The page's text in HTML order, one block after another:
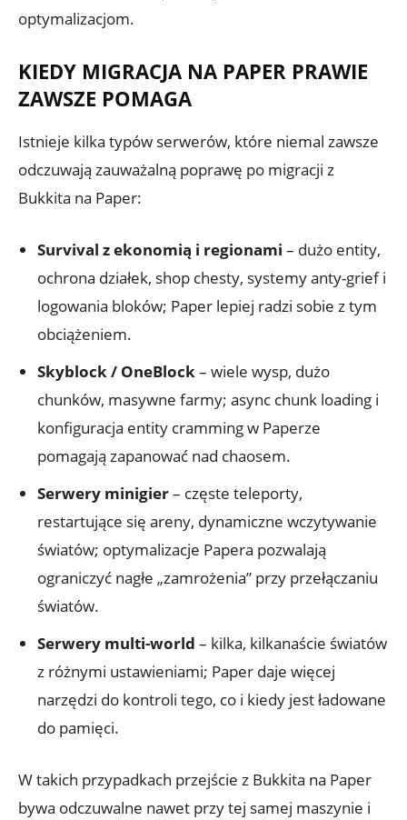
optymalizacjom.
KIEDY MIGRACJA NA PAPER PRAWIE
ZAWSZE POMAGA
Istnieje kilka typów serwerów, które niemal zawsze
odczuwają zauważalną poprawę po migracji z
Bukkita na Paper:
Survival z ekonomią i regionami – dużo entity,
ochrona działek, shop chesty, systemy anty-grief i
logowania bloków; Paper lepiej radzi sobie z tym
obciążeniem.
Skyblock / OneBlock– wiele wysp, dużo
chunków, masywne farmy; async chunk loading i
konfiguracja entity cramming w Paperze
pomagają zapanować nad chaosem.
Serwery minigier– częste teleporty,
restartujące się areny, dynamiczne wczytywanie
światów; optymalizacje Papera pozwalają
ograniczyć nagłe „zamrożenia” przy przełączaniu
światów.
Serwery multi-world – kilka, kilkanaście światów
z różnymi ustawieniami; Paper daje więcej
narzędzi do kontroli tego, co i kiedy jest ładowane
do pamięci.
W takich przypadkach przejście z Bukkita na Paper
bywa odczuwalne nawet przy tej samej maszynie i